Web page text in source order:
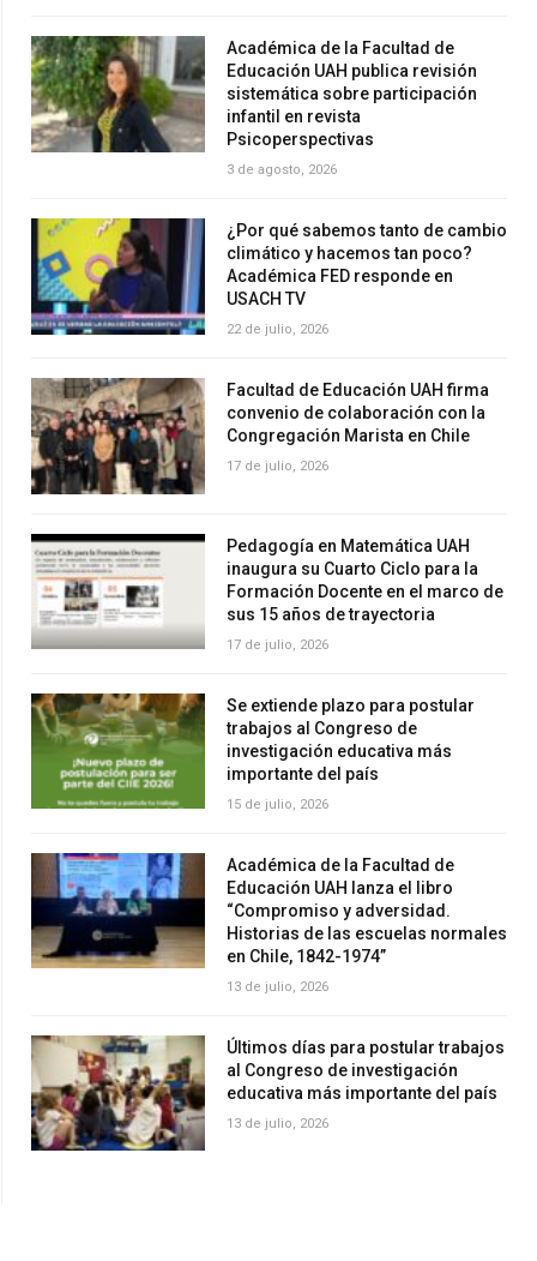
Académica de la Facultad de
Educación UAH publica revisión
sistemática sobre participación
infantil en revista
Psicoperspectivas
3 de agosto, 2026
¿Por qué sabemos tanto de cambio
climático y hacemos tan poco?
Académica FED responde en
USACH TV
22 de julio, 2026
Facultad de Educación UAH firma
convenio de colaboración con la
Congregación Marista en Chile
17 de julio, 2026
Pedagogía en Matemática UAH
inaugura su Cuarto Ciclo para la
Formación Docente en el marco de
sus 15 años de trayectoria
17 de julio, 2026
Se extiende plazo para postular
trabajos al Congreso de
investigación educativa más
importante del país
15 de julio, 2026
Académica de la Facultad de
Educación UAH lanza el libro
“Compromiso y adversidad.
Historias de las escuelas normales
en Chile, 1842-1974”
13 de julio, 2026
Últimos días para postular trabajos
al Congreso de investigación
educativa más importante del país
13 de julio, 2026